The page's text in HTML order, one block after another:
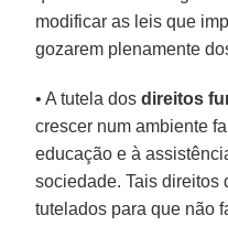
modificar as leis que
gozarem plenamente
• A tutela dosdireitos
crescer num ambiente
educação e à
sociedade. Tais direitos
tutelados para que não